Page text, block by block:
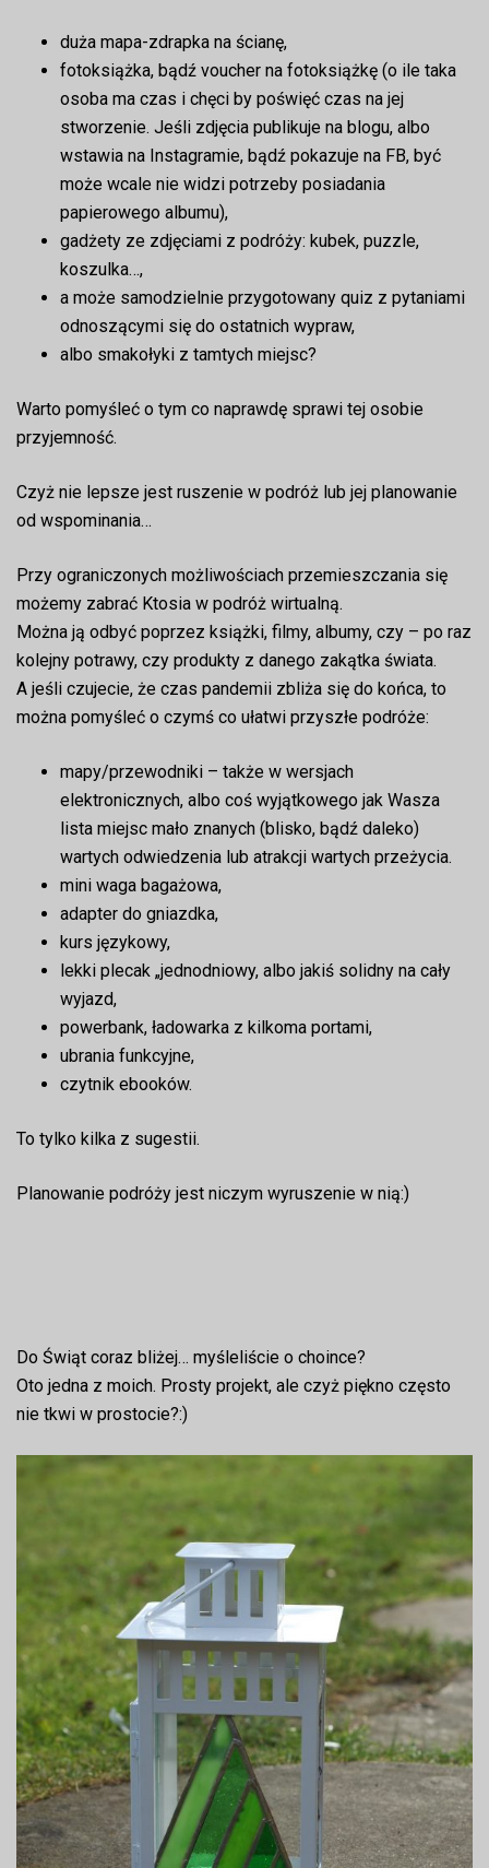
duża mapa-zdrapka na ścianę,
fotoksiążka, bądź voucher na fotoksiążkę (o ile taka
osoba ma czas i chęci by poświęć czas na jej
stworzenie. Jeśli zdjęcia publikuje na blogu, albo
wstawia na Instagramie, bądź pokazuje na FB, być
może wcale nie widzi potrzeby posiadania
papierowego albumu),
gadżety ze zdjęciami z podróży: kubek, puzzle,
koszulka…,
a może samodzielnie przygotowany quiz z pytaniami
odnoszącymi się do ostatnich wypraw,
albo smakołyki z tamtych miejsc?
Warto pomyśleć o tym co naprawdę sprawi tej osobie
przyjemność.
Czyż nie lepsze jest ruszenie w podróż lub jej planowanie
od wspominania…
Przy ograniczonych możliwościach przemieszczania się
możemy zabrać Ktosia w podróż wirtualną.
Można ją odbyć poprzez książki, filmy, albumy, czy – po raz
kolejny potrawy, czy produkty z danego zakątka świata.
A jeśli czujecie, że czas pandemii zbliża się do końca, to
można pomyśleć o czymś co ułatwi przyszłe podróże:
mapy/przewodniki – także w wersjach
elektronicznych, albo coś wyjątkowego jak Wasza
lista miejsc mało znanych (blisko, bądź daleko)
wartych odwiedzenia lub atrakcji wartych przeżycia.
mini waga bagażowa,
adapter do gniazdka,
kurs językowy,
lekki plecak „jednodniowy, albo jakiś solidny na cały
wyjazd,
powerbank, ładowarka z kilkoma portami,
ubrania funkcyjne,
czytnik ebooków.
To tylko kilka z sugestii.
Planowanie podróży jest niczym wyruszenie w nią:)
Do Świąt coraz bliżej… myśleliście o choince?
Oto jedna z moich. Prosty projekt, ale czyż piękno często
nie tkwi w prostocie?:)